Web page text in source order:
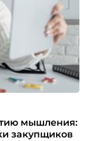
мышления:
закупщиков